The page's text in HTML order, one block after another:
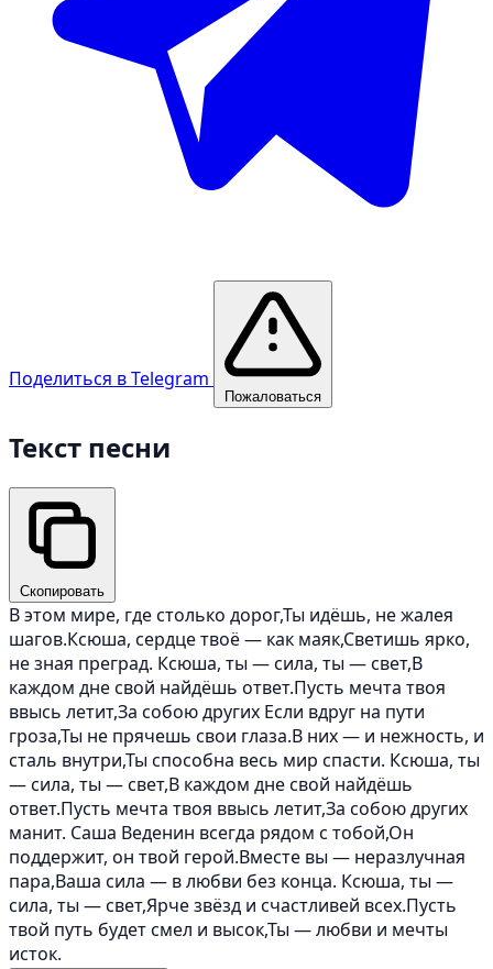
Поделиться в Telegram
Пожаловаться
Текст песни
Скопировать
В этом мире, где столько дорог,Ты идёшь, не жалея
шагов.Ксюша, сердце твоё — как маяк,Светишь ярко,
не зная преград. Ксюша, ты — сила, ты — свет,В
каждом дне свой найдёшь ответ.Пусть мечта твоя
ввысь летит,За собою других Если вдруг на пути
гроза,Ты не прячешь свои глаза.В них — и нежность, и
сталь внутри,Ты способна весь мир спасти. Ксюша, ты
— сила, ты — свет,В каждом дне свой найдёшь
ответ.Пусть мечта твоя ввысь летит,За собою других
манит. Саша Веденин всегда рядом с тобой,Он
поддержит, он твой герой.Вместе вы — неразлучная
пара,Ваша сила — в любви без конца. Ксюша, ты —
сила, ты — свет,Ярче звёзд и счастливей всех.Пусть
твой путь будет смел и высок,Ты — любви и мечты
исток.